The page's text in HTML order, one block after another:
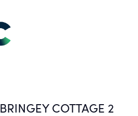
BRINGEY COTTAGE 2